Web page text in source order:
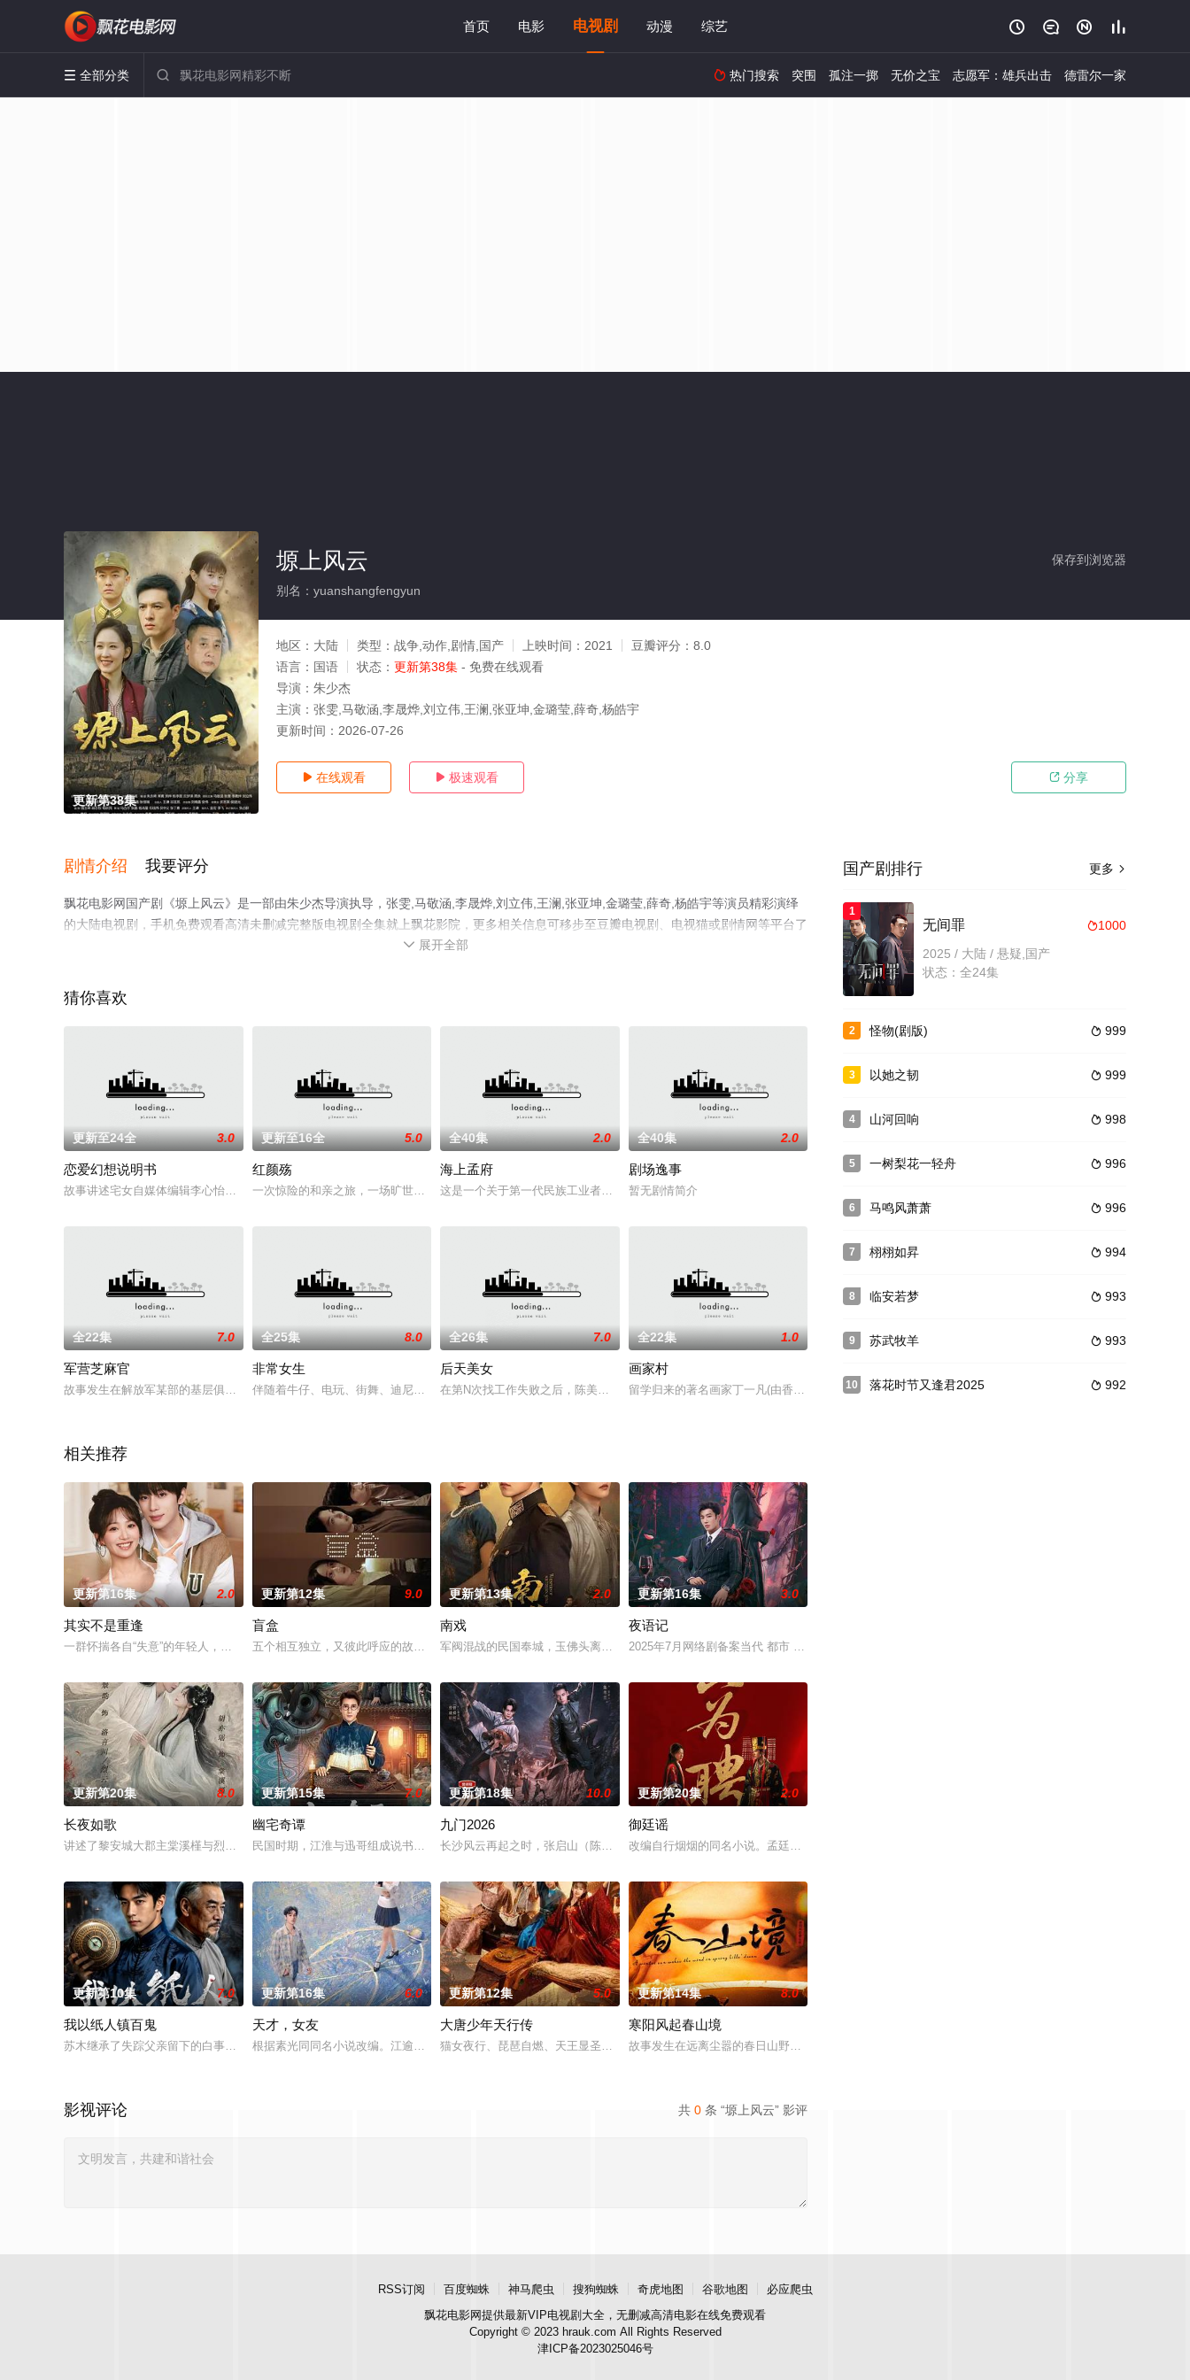
首页 电影 电视剧 动漫 综艺    
 全部分类   热门搜索 突围 孤注一掷 无价之宝 志愿军：雄兵出击 德雷尔一家
更新第38集
保存到浏览器
塬上风云
别名：yuanshangfengyun
地区： 大陆 类型： 战争,动作,剧情,国产 上映时间： 2021 豆瓣评分： 8.0
语言： 国语 状态： 更新第38集 - 免费在线观看
导演： 朱少杰
主演： 张雯,马敬涵,李晟烨,刘立伟,王澜,张亚坤,金璐莹,薛奇,杨皓宇
更新时间： 2026-07-26
 在线观看  极速观看  分享
剧情介绍 我要评分
飘花电影网国产剧《塬上风云》是一部由朱少杰导演执导，张雯,马敬涵,李晟烨,刘立伟,王澜,张亚坤,金璐莹,薛奇,杨皓宇等演员精彩演绎
的大陆电视剧，手机免费观看高清未删减完整版电视剧全集就上飘花影院，更多相关信息可移步至豆瓣电视剧、电视猫或剧情网等平台了
 展开全部
猜你喜欢
更新至24全 3.0
恋爱幻想说明书
故事讲述宅女自媒体编辑李心怡，在机缘巧合之下受到见习爱神的眷顾，爱神承诺为她找到她的真命天子，并给与李心怡可以获
更新至16全 5.0
红颜殇
一次惊险的和亲之旅，一场旷世的凄美爱恋，一个巨大的政治阴谋！
全40集 2.0
海上孟府
这是一个关于第一代民族工业者，实业救国，自强不息的故事。这也是一个漂流的故事，讲的是在荒瘠和残酷的乱世里，仍然有
全40集 2.0
剧场逸事
暂无剧情简介
全22集 7.0
军营芝麻官
故事发生在解放军某部的基层俱乐部。因老主任调离，很有文艺天分的侦察营二级士官富晓乐阴差阳错的当上了俱乐部的“代理
全25集 8.0
非常女生
伴随着牛仔、电玩、街舞、迪尼斯乐园、cosplay 、快餐文化长大的新一代独生子女们，同样有着他们的快乐、困顿、
全26集 7.0
后天美女
在第N次找工作失败之后，陈美又遇上了令人痛心的事情——大专时代暗恋的学长魏振国被她的死对头--艳光四射的模特儿关
全22集 1.0
画家村
留学归来的著名画家丁一凡(由香港著名演员吴启华饰演)从美院辞职与他极赋艺术天份的女学生艾羽(由内地当
相关推荐
更新第16集 2.0
其实不是重逢
一群怀揣各自“失意”的年轻人，在沿海小城南安相遇相知，他们决心各展所长创办旅行社。他们以当地的特色人文与美食为引
更新第12集 9.0
盲盒
五个相互独立，又彼此呼应的故事——用一场精心策划的“夏令营”完成复仇的受害者；临终前与遗憾和解的“无用之人”；共
更新第13集 2.0
南戏
军阀混战的民国奉城，玉佛头离奇失窃，戏班主横尸戏台，将冷血少帅许又安与昆曲名伶荣筱楠推向不死不休的对立绝境。而他
更新第16集 3.0
夜语记
2025年7月网络剧备案当代 都市 海南越酷文化传媒有限公司
更新第20集 8.0
长夜如歌
讲述了黎安城大郡主棠溪槿与烈云峥之间曲折动人的情感，以及他们在复杂局势中坚守初心、勇敢面对困难的爱情故事。通过剧
更新第15集 7.0
幽宅奇谭
民国时期，江淮与迅哥组成说书班子，偶遇“白天人住屋，晚上鬼占房”的阴阳宅，江淮被掳走配“阴婚”。他与女探长穆英搭
更新第18集 10.0
九门2026
长沙风云再起之时，张启山（陈伟霆 饰）与吴老狗（曾舜晞 饰）强强联手，携手霍仙姑（陈瑶 饰）与九门诸人共赴冒险奇
更新第20集 2.0
御廷谣
改编自行烟烟的同名小说。孟廷辉，大平王朝有史以来个以女子进士科三元及第入翰林院的奇女子。十年前的
更新第10集 7.0
我以纸人镇百鬼
苏木继承了失踪父亲留下的白事馆，本想低调扎纸维生，却因一具流血的新娘纸人卷入了一场跨越十年的惊天阴谋。这纸人身上
更新第16集 6.0
天才，女友
根据素光同同名小说改编。江逾白长大以后，林知夏忽然对他说：“江逾白，我喜欢你，哲学和生物学意义上的喜欢。”那个夜
更新第12集 5.0
大唐少年天行传
猫女夜行、琵琶自燃、天王显圣、少年失踪......长安怪事扎堆？少年神探慕天行携竹马神探社成员横扫诡事，从市井少
更新第14集 8.0
寒阳风起春山境
故事发生在远离尘嚣的春日山野，两个孤独的人因机缘巧合相遇。一人背负过往伤痕，避世居于深山；一人心
共 0 条 “塬上风云” 影评
影视评论
更多 
国产剧排行
1
1000
无间罪
2025 / 大陆 / 悬疑,国产
状态：全24集
2  999
怪物(剧版)
3  999
以她之韧
4  998
山河回响
5  996
一树梨花一轻舟
6  996
马鸣风萧萧
7  994
栩栩如昇
8  993
临安若梦
9  993
苏武牧羊
10  992
落花时节又逢君2025
RSS订阅 百度蜘蛛 神马爬虫 搜狗蜘蛛 奇虎地图 谷歌地图
必应爬虫
飘花电影网提供最新VIP电视剧大全，无删减高清电影在线免费观看
Copyright © 2023 hrauk.com All Rights Reserved
津ICP备2023025046号